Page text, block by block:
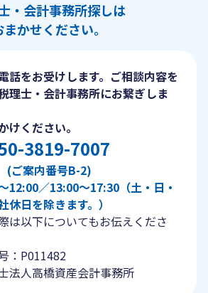
・会計事務所探しは
まかせください。
話をお受けします。ご相談内容を
理士・会計事務所にお繋ぎしま
けください。
3819-7007
(ご案内番号B-2)
12:00／13:00〜17:30（土・日・
休日を除きます。）
は以下についてもお伝えくださ
：P011482
法人高橋資産会計事務所